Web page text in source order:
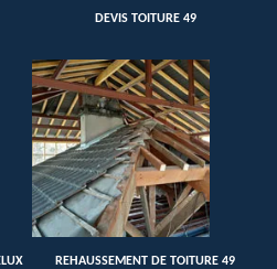
DEVIS TOITURE 49
REHAUSSEMENT DE TOITURE 49